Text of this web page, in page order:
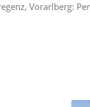
Vorarlberg: